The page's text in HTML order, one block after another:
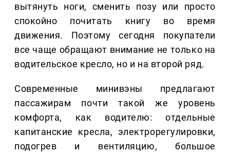
вытянуть ноги, сменить позу или просто
спокойно почитать книгу во время
движения. Поэтому сегодня покупатели
все чаще обращают внимание не только на
водительское кресло, но и на второй ряд.
Современные минивэны предлагают
пассажирам почти такой же уровень
комфорта, как водителю: отдельные
капитанские кресла, электрорегулировки,
подогрев и вентиляцию, большое